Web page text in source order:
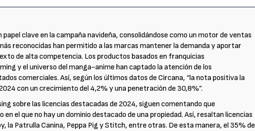
clave en la campaña navideña, consolidándose como un motor de ventas
reconocidas han permitido a las marcas mantener la demanda y aportar
de alta competencia. Los productos basados en franquicias
y el universo del manga-anime han captado la atención de los
comerciales. Así, según los últimos datos de Circana, “la nota positiva la
con un crecimiento del 4,2% y una penetración de 30,8%”.
sobre las licencias destacadas de 2024, siguen comentando que
el que no hay un dominio destacado de una propiedad. Así, resaltan licencias
la Patrulla Canina, Peppa Pig y Stitch, entre otras. De esta manera, el 35% de